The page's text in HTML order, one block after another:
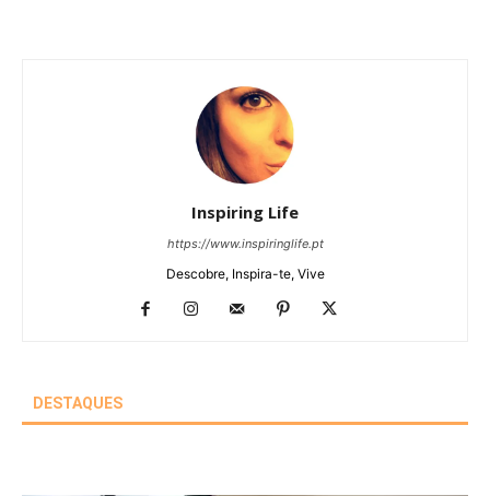
Inspiring Life
https://www.inspiringlife.pt
Descobre, Inspira-te, Vive
DESTAQUES